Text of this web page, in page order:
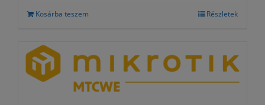
637.450 Ft.
Kosárba teszem Részletek